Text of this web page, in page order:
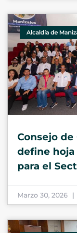
Alcaldía de
Consejo
define
para el
Marzo 30, 2026